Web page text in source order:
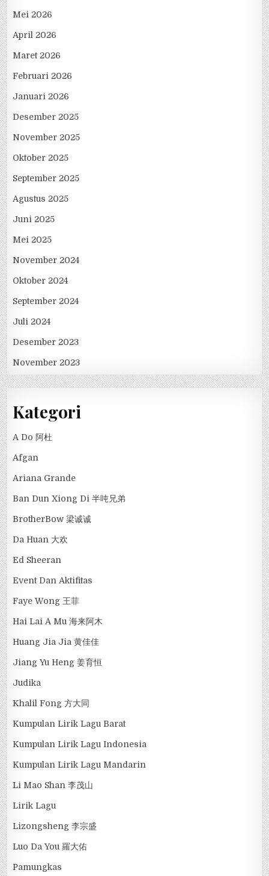
Mei 2026
April 2026
Maret 2026
Februari 2026
Januari 2026
Desember 2025
November 2025
Oktober 2025
September 2025
Agustus 2025
Juni 2025
Mei 2025
November 2024
Oktober 2024
September 2024
Juli 2024
Desember 2023
November 2023
Kategori
A Do 阿杜
Afgan
Ariana Grande
Ban Dun Xiong Di 半吨兄弟
BrotherBow 梁诚诚
Da Huan 大欢
Ed Sheeran
Event Dan Aktifitas
Faye Wong 王菲
Hai Lai A Mu 海来阿木
Huang Jia Jia 黄佳佳
Jiang Yu Heng 姜育恒
Judika
Khalil Fong 方大同
Kumpulan Lirik Lagu Barat
Kumpulan Lirik Lagu Indonesia
Kumpulan Lirik Lagu Mandarin
Li Mao Shan 李茂山
Lirik Lagu
Lizongsheng 李宗盛
Luo Da You 羅大佑
Pamungkas